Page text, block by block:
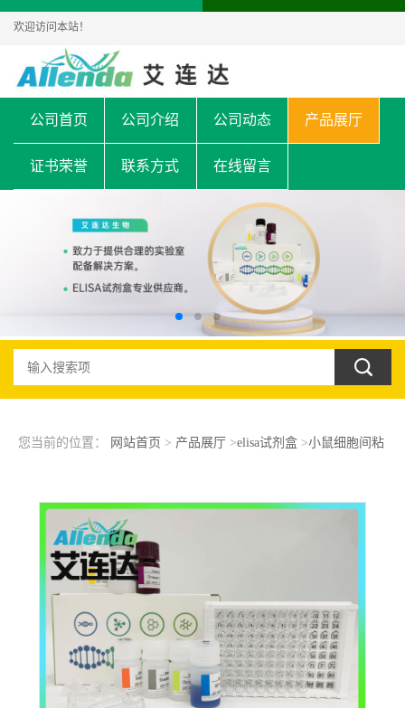
欢迎访问本站！
公司首页 公司介绍 公司动态 产品展厅
证书荣誉 联系方式 在线留言
您当前的位置： 网站首页 > 产品展厅 >elisa试剂盒>小鼠细胞间粘